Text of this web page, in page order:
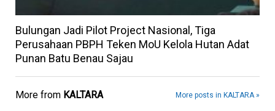
Bulungan Jadi Pilot Project Nasional, Tiga
Perusahaan PBPH Teken MoU Kelola Hutan Adat
Punan Batu Benau Sajau
More from KALTARA More posts in KALTARA »